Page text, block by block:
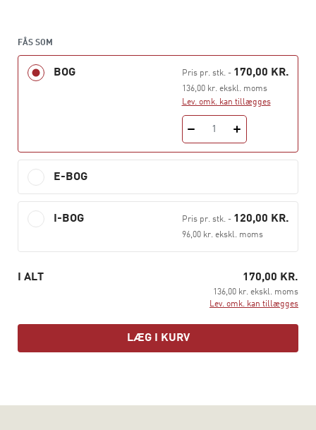
for, at hvis den økologiske bevægelse skal opnå
ideologisk sammenhæng og autonomi, skal den tilbyde
en politisk fortælling, der anerkender, favner og effektivt
repræsenterer sit projekt i forhold til sociale konflikter.
Politisk økologi må dermed acceptere, at den også
medfører splittelse. Den skal give en overbevisende
kortlægning over de konflikter, den genererer, og på
baggrund heraf skal den definere en fælles horisont for
kollektiv handling. For at repræsentere og beskrive
disse konflikter foreslår Latour og Schultz at den gamle
forestilling om 'klasse' og 'klassekamp' genbruges,
omend tilført en ny betydning i tråd med de økologiske
bekymringer i vores nye klimaregime.
Ved at fremhæve fordelene ved en ny økologisk
bekæmpe produktionens logik og dermed sikre vores
planets betingelser for beboelighed, spørger de:
FÅS SOM
BOG Pris pr. stk.- 170,00 KR.
136,00 kr. ekskl. moms
Lev. omk. kan tillægges
1
E-BOG
I-BOG Pris pr. stk.- 120,00 KR.
96,00 kr. ekskl. moms
I ALT 170,00 KR.
136,00 kr. ekskl. moms
Lev. omk. kan tillægges
LÆG I KURV